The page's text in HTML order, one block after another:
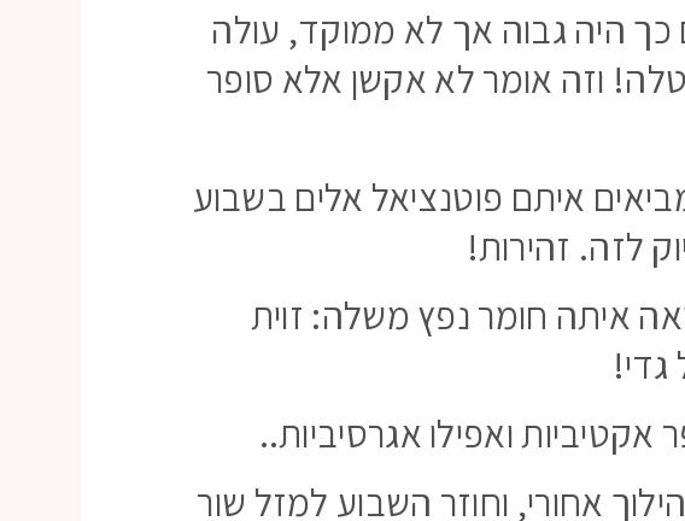
היה גבוה אך לא ממוקד, עולה
וזה אומר לא אקשן אלא סופר
איתם פוטנציאל אלים בשבוע
לזה. זהירות!
איתה חומר נפץ משלה: זוית
גדי!
ואפילו אגרסיביות..
אחורי, וחוזר השבוע למזל שור